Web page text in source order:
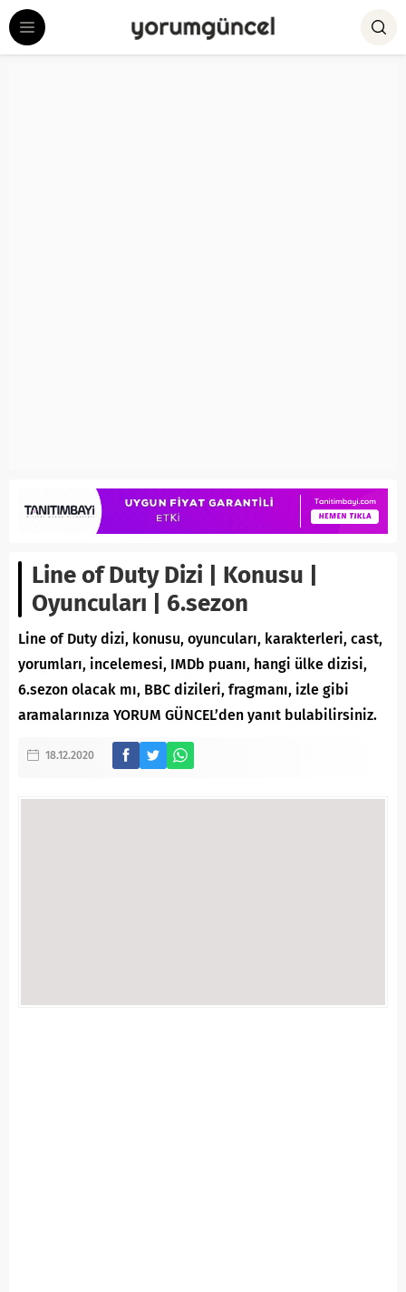
Line of Duty Dizi | Konusu |
Oyuncuları | 6.sezon
Line of Duty dizi, konusu, oyuncuları, karakterleri, cast,
yorumları, incelemesi, IMDb puanı, hangi ülke dizisi,
6.sezon olacak mı, BBC dizileri, fragmanı, izle gibi
aramalarınıza YORUM GÜNCEL’den yanıt bulabilirsiniz.
18.12.2020